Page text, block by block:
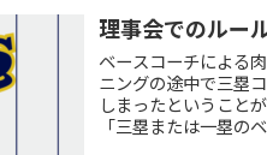
理事会でのルー
ベースコーチによる
ニングの途中で三塁
しまったということ
「三塁または一塁の